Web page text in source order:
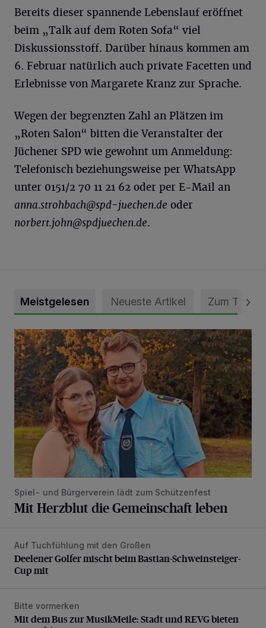
Bereits dieser spannende Lebenslauf eröffnet
beim „Talk auf dem Roten Sofa“ viel
Diskussionsstoff. Darüber hinaus kommen am
6. Februar natürlich auch private Facetten und
Erlebnisse von Margarete Kranz zur Sprache.
Wegen der begrenzten Zahl an Plätzen im
„Roten Salon“ bitten die Veranstalter der
Jüchener SPD wie gewohnt um Anmeldung:
Telefonisch beziehungsweise per WhatsApp
unter 0151/2 70 11 21 62 oder per E-Mail an
anna.strohbach@spd-juechen.de oder
norbert.john@spdjuechen.de.
Meistgelesen Neueste Artikel Zum Thema
Mit Herzblut die Gemeinschaft leben
Spiel- und Bürgerverein lädt zum Schützenfest
Mit Herzblut die Gemeinschaft leben
Deelener Golfer mischt beim Bastian-Schweinsteiger-
Auf Tuchfühlung mit den Großen
Deelener Golfer mischt beim Bastian-Schweinsteiger-
Cup mit
Mit dem Bus zur MusikMeile: Stadt und REVG bieten
Bitte vormerken
Mit dem Bus zur MusikMeile: Stadt und REVG bieten